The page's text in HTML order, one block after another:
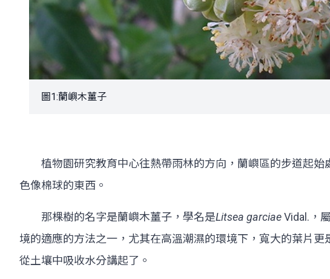
圖1:蘭嶼木薑子
植物園研究教育中心往熱帶雨林的方向，蘭嶼區的步道起始
色像棉球的東西。
那棵樹的名字是蘭嶼木薑子，學名是Litsea garciaeVidal.，
境的適應的方法之一，尤其在高溫潮濕的環境下，寬大的葉片
從土壤中吸收水分講起了。